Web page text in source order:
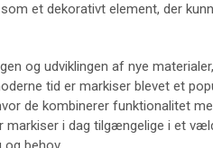
et dekorativt element, der
og udviklingen af nye
tid er markiser blevet et
de kombinerer funktionalitet
i dag tilgængelige i et